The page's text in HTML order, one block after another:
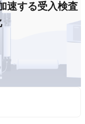
速する受入検査